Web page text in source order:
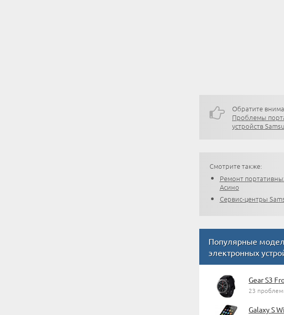
Обратите
Проблемы
устройств
Смотрите также:
Ремонт
Асино
Сервис-центры
Популярные
электронных
Gear S3
23
Galaxy S